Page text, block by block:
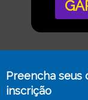
Preencha seus
inscrição